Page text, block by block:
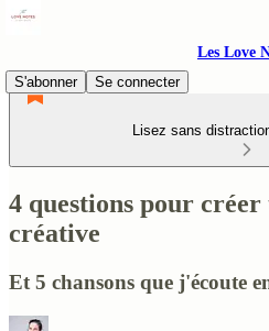
Les Love
S'abonner
Se connecter
Lisez sans
4 questions pour
créative
Et 5 chansons que j'écoute